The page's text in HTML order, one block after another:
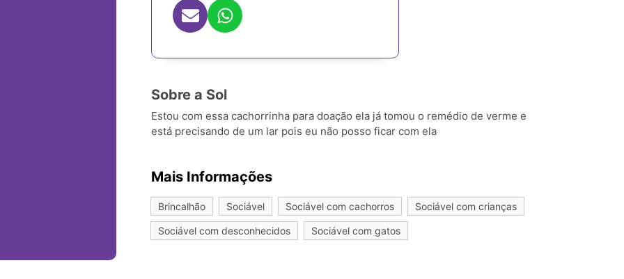
Sobre a Sol
Estou com essa cachorrinha para doação ela já tomou o remédio de verme e
está precisando de um lar pois eu não posso ficar com ela
Mais Informações
Brincalhão Sociável Sociável com cachorros Sociável com crianças
Sociável com desconhecidos Sociável com gatos